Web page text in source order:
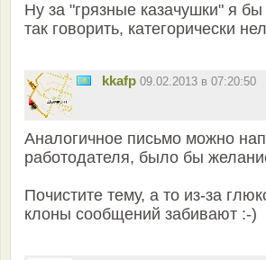
Ну за "грязные казачушки" я
так говорить, категорически
kkafp 09.02.2013 в 07:20:50
Аналогичное письмо можно
работодателя, было бы
Почистите тему, а то из-за
клоны сообщений забивают :-)